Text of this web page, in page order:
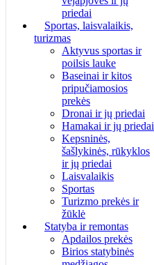
priedai
Sportas, laisvalaikis,
turizmas
Aktyvus sportas ir
poilsis lauke
Baseinai ir kitos
pripučiamosios
prekės
Dronai ir jų priedai
Hamakai ir jų priedai
Kepsninės,
šašlykinės, rūkyklos
ir jų priedai
Laisvalaikis
Sportas
Turizmo prekės ir
žūklė
Statyba ir remontas
Apdailos prekės
Birios statybinės